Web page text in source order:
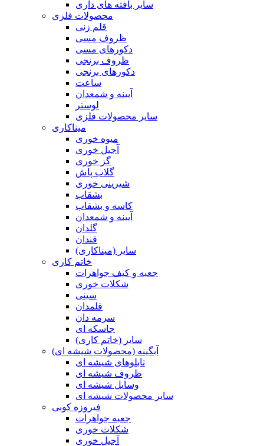
سایر بافته های داری
محصولات فلزی
قلم زنی
ظروف مسی
دکورهای مسی
ظروف برنجی
دکورهای برنجی
ساعت
آیینه و شمعدان
لوستر
سایر محصولات فلزی
میناکاری
میوه خوری
آجیل خوری
گز خوری
گلاب پاش
شیرینی خوری
بشقاب
کاسه و بشقاب
آیینه و شمعدان
گلدان
قندان
سایر (میناکاری)
خاتم کاری
جعبه و کیف جواهرات
شکلات خوری
سینی
قلمدان
سرمه دان
جاسکه ای
سایر (خاتم کاری)
آبگینه (محصولات شیشه ای)
تابلوهای شیشه ای
ظروف شیشه ای
وسایل شیشه ای
سایر محصولات شیشه ای
فیروزه کوبی
جعبه جواهرات
شکلات خوری
آجیل خوری